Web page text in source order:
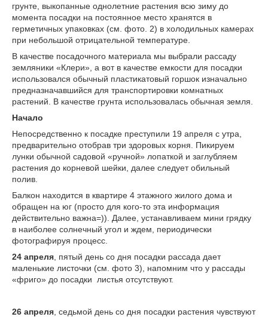
грунте, выкопанные однолетние растения всю зиму до
момента посадки на постоянное место хранятся в
герметичных упаковках (см. фото. 2) в холодильных камерах
при небольшой отрицательной температуре.
В качестве посадочного материала мы выбрали рассаду
земляники «Клери», а вот в качестве емкости для посадки
использовался обычный пластикатовый горшок изначально
предназначавшийся для транспортировки комнатных
растений. В качестве грунта использовалась обычная земля.
Начало
Непосредственно к посадке преступили 19 апреля с утра,
предварительно отобрав три здоровых корня. Пикируем
лунки обычной садовой «ручной» лопаткой и заглубляем
растения до корневой шейки, далее следует обильный
полив.
Балкон находится в квартире 4 этажного жилого дома и
обращен на юг (просто для кого-то эта информация
действительно важна=)). Далее, устанавливаем мини грядку
в наиболее солнечный угол и ждем, периодически
фотографируя процесс.
24 апреля , пятый день со дня посадки рассада дает
маленькие листочки (см. фото 3), напомним что у рассады
«фриго» до посадки листья отсутствуют.
26 апреля , седьмой день со дня посадки растения чувствуют